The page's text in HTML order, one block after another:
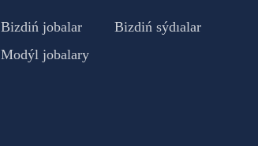
Bizdiń jobalar
Modýl jobalary
Bizdiń sýdıalar